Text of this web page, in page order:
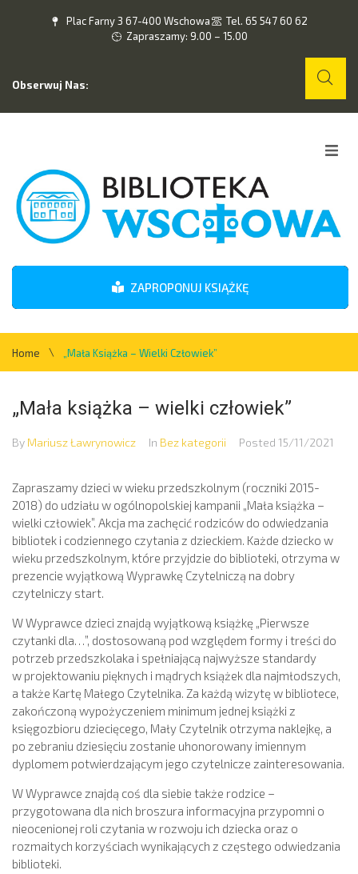
Plac Farny 3 67-400 Wschowa
Tel. 65 547 60 62
Zapraszamy: 9.00 – 15.00
Obserwuj Nas:
O nas
Wydarzenia
Kontakt
ZAPROPONUJ KSIĄŻKĘ
Home \ „Mała Książka – Wielki Człowiek”
„Mała książka – wielki człowiek”
By Mariusz Ławrynowicz In Bez kategorii Posted 15/11/2021
Zapraszamy dzieci w wieku przedszkolnym (roczniki 2015-
2018) do udziału w ogólnopolskiej kampanii „Mała książka –
wielki człowiek”. Akcja ma zachęcić rodziców do odwiedzania
bibliotek i codziennego czytania z dzieckiem. Każde dziecko w
wieku przedszkolnym, które przyjdzie do biblioteki, otrzyma w
prezencie wyjątkową Wyprawkę Czytelniczą na dobry
czytelniczy start.
W Wyprawce dzieci znajdą wyjątkową książkę „Pierwsze
czytanki dla…”, dostosowaną pod względem formy i treści do
potrzeb przedszkolaka i spełniającą najwyższe standardy
w projektowaniu pięknych i mądrych książek dla najmłodszych,
a także Kartę Małego Czytelnika. Za każdą wizytę w bibliotece,
zakończoną wypożyczeniem minimum jednej książki z
księgozbioru dziecięcego, Mały Czytelnik otrzyma naklejkę, a
po zebraniu dziesięciu zostanie uhonorowany imiennym
dyplomem potwierdzającym jego czytelnicze zainteresowania.
W Wyprawce znajdą coś dla siebie także rodzice –
przygotowana dla nich broszura informacyjna przypomni o
nieocenionej roli czytania w rozwoju ich dziecka oraz o
rozmaitych korzyściach wynikających z częstego odwiedzania
biblioteki.